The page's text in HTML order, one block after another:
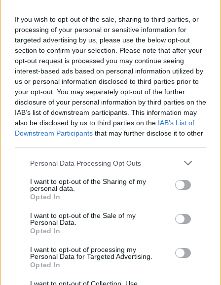
If you wish to opt-out of the sale, sharing to third parties, or
processing of your personal or sensitive information for
targeted advertising by us, please use the below opt-out
section to confirm your selection. Please note that after your
opt-out request is processed you may continue seeing
interest-based ads based on personal information utilized by
us or personal information disclosed to third parties prior to
your opt-out. You may separately opt-out of the further
disclosure of your personal information by third parties on the
IAB’s list of downstream participants. This information may
also be disclosed by us to third parties on the IAB’s List of
Downstream Participants that may further disclose it to other
Personal Data Processing Opt Outs
I want to opt-out of the Sharing of my
personal data.
Opted In
I want to opt-out of the Sale of my
Personal Data.
Opted In
I want to opt-out of processing my
Personal Data for Targeted Advertising.
Opted In
įprotį: tą daro daugiau nei pusė pradinukų
Žinios Lietuvos diena
Visi įrašai
Žiūrimiausi įrašai
vaiko gyvybių išgelbėti nepavyko
Žinios | Lietuvos diena
00:00:57
Savaitės vidurys nusimato karštas: temperatūra kils iki
32 laipsnių šilumos